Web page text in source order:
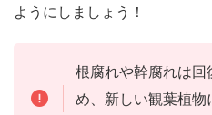
ようにしましょう！
根腐れや幹腐れは回
め、新しい観葉植物